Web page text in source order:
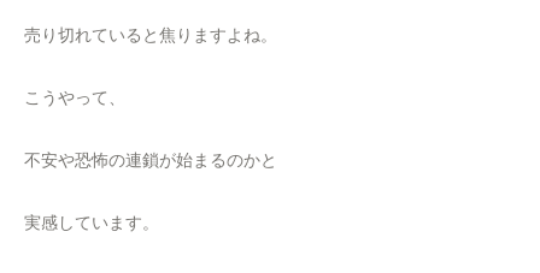
売り切れていると焦りますよね。
こうやって、
不安や恐怖の連鎖が始まるのかと
実感しています。